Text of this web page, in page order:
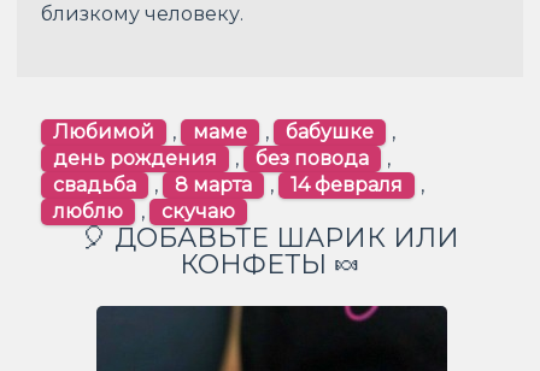
близкому человеку.
Любимой , маме , бабушке
,
день рождения
, без повода
,
свадьба
, 8 марта , 14 февраля
,
люблю
, скучаю
🎈 ДОБАВЬТЕ ШАРИК ИЛИ
КОНФЕТЫ 🍬